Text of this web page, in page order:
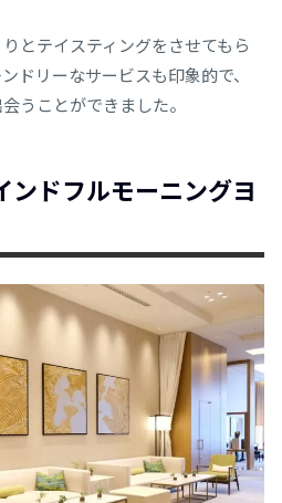
とテイスティングをさせてもら
ドリーなサービスも印象的で、
うことができました。
ンドフルモーニングヨ